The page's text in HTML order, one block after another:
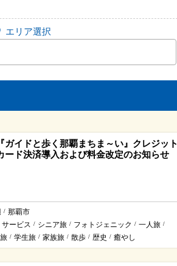
エリア選択
『ガイドと歩く那覇まちま～い』クレジット
ード決済導入および料金改定のお知らせ
/ 那覇市
サービス / シニア旅 / フォトジェニック / 一人旅 /
/ 学生旅 / 家族旅 / 散歩 / 歴史 / 癒やし